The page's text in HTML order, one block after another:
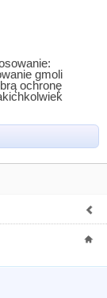
gmoli
ochronę